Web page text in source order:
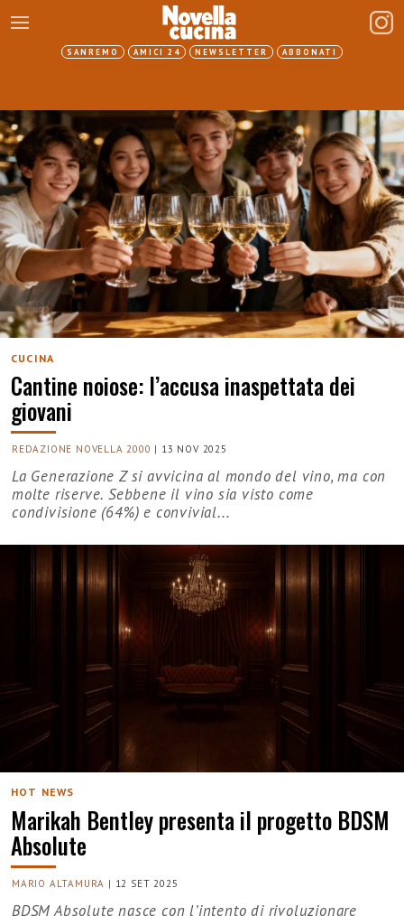
SANREMO AMICI 24 NEWSLETTER ABBONATI
CUCINA
Cantine noiose: l’accusa inaspettata dei
giovani
REDAZIONE NOVELLA 2000 | 13 NOV 2025
La Generazione Z si avvicina al mondo del vino, ma con
molte riserve. Sebbene il vino sia visto come
condivisione (64%) e convivial...
HOT NEWS
Marikah Bentley presenta il progetto BDSM
Absolute
MARIO ALTAMURA | 12 SET 2025
BDSM Absolute nasce con l’intento di rivoluzionare